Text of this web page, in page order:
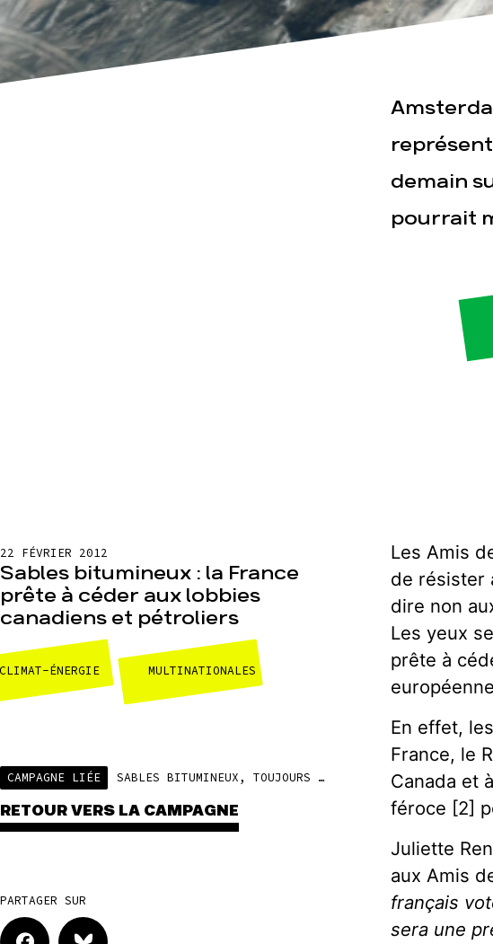
Espace presse
demain
pourrait
22 FÉVRIER 2012
Sables bitumineux : la France
prête à céder aux lobbies
canadiens et pétroliers
ÉNERGIE MULTINATIONALES
CAMPAGNE LIÉE SABLES BITUMINEUX, TOUJOURS PLUS LOIN, TOUJOURS PLUS SALE !
RETOUR VERS LA CAMPAGNE
PARTAGER SUR
Les Amis
de résister
dire non
Les yeux
prête à
En effet,
France, le
Canada et
féroce [2]
Juliette
aux Amis
français
sera une